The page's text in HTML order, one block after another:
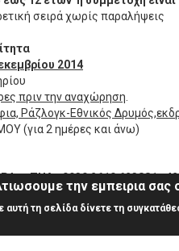
σειρά χωρίς παραλήψεις
2014
πριν την αναχώρηση.
Ράζλογκ-Εθνικός
(για 2 ημέρες και άνω)
- ΤΗΛ. :0030 2610 623881,
την εμπειρια σας
τη σελίδα δίνετε τη